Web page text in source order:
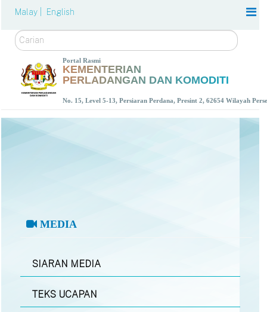
Malay | English
Carian
Portal Rasmi
KEMENTERIAN
PERLADANGAN DAN KOMODITI
No. 15, Level 5-13, Persiaran Perdana, Presint 2, 62654 Wilayah
MEDIA
SIARAN MEDIA
TEKS UCAPAN